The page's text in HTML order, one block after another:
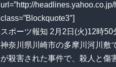
url=”http://
class=”Blockquote3″]
スポーツ報知 2月2日(火)12時50
神奈川県川崎市の多摩川河川敷
が殺害された事件で、殺人と傷